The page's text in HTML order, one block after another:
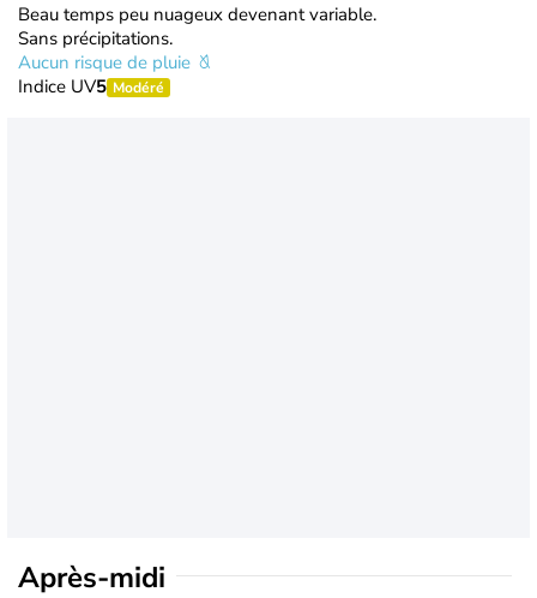
Beau temps peu nuageux devenant variable.
Sans précipitations.
Aucun risque de pluie
Indice UV5 Modéré
Après-midi